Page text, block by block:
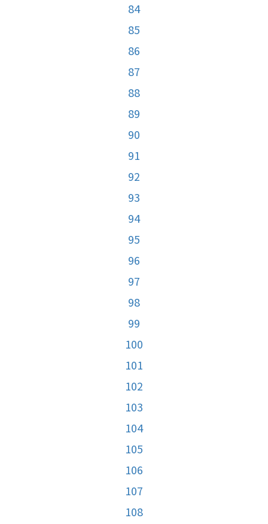
84
85
86
87
88
89
90
91
92
93
94
95
96
97
98
99
100
101
102
103
104
105
106
107
108